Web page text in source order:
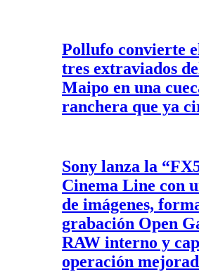
Pollufo convierte
tres extraviados
Maipo en una
ranchera que ya
Sony lanza la
Cinema Line con
de imágenes,
grabación Open
RAW interno y
operación